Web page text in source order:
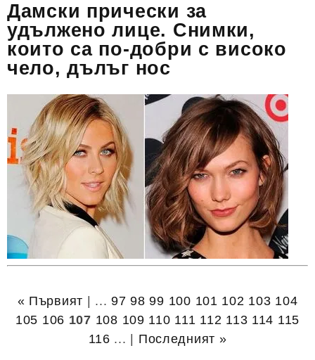
Дамски прически за
удължено лице. Снимки,
които са по-добри с високо
чело, дълъг нос
« Първият | ...97 98 99 100 101 102 103 104
105 106 107 108 109 110 111 112 113 114 115
116 ... | Последният »